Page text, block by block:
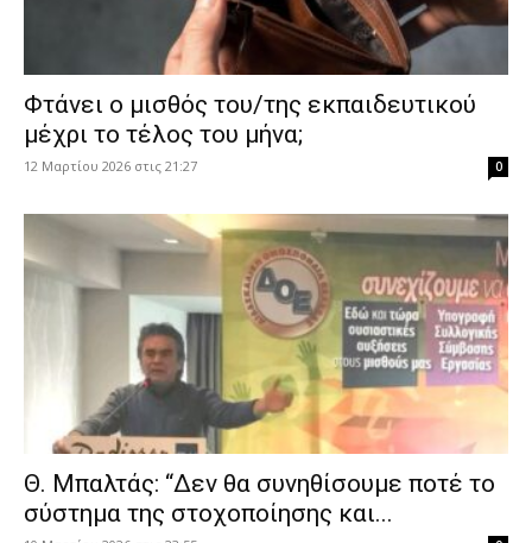
Φτάνει ο μισθός του/της εκπαιδευτικού
μέχρι το τέλος του μήνα;
12 Μαρτίου 2026 στις 21:27 0
Θ. Μπαλτάς: “Δεν θα συνηθίσουμε ποτέ το
σύστημα της στοχοποίησης και...